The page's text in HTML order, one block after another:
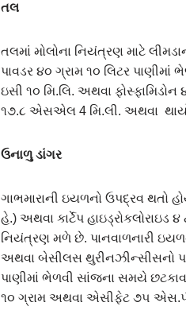
તલ
તલમાં મોલોના નિયંત્રણ માટે
પાવડર ૪૦ ગ્રામ ૧૦ લિટર પાણીમાં
ઇસી ૧૦ મિ.લિ. અથવા
૧૭.૮ એસએલ 4 મિ.લી. અથવા
ઉનાળુ ડાંગર
ગાભમારાની ઇયળનો ઉપદ્રવ થતો હોય
હે.) અથવા કાર્ટેપ
નિયંત્રણ મળે છે. પાનવાળનારી
અથવા બેસીલસ થુરીનઝીન્સીસનો
પાણીમાં ભેળવી સાંજના સમયે છટકાવ
૧૦ ગ્રામ અથવા એસીફેટ ૭૫